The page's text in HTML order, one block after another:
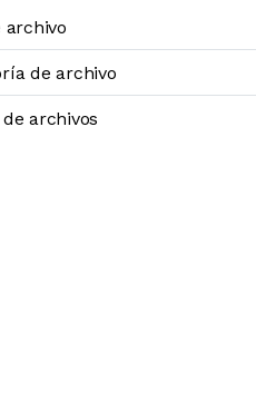
archivo
de archivo
archivos